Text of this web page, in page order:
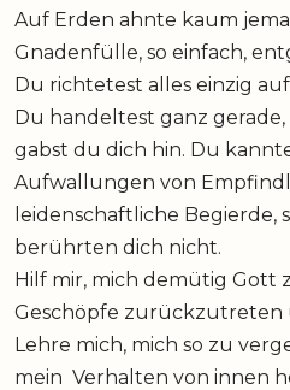
Auf Erden ahnte kaum
Gnadenfülle, so einfach,
Du richtetest alles einzig auf
Du handeltest ganz
gabst du dich hin. Du
Aufwallungen von
leidenschaftliche Begierde,
berührten dich nicht.
Hilf mir, mich demütig Gott
Geschöpfe zurückzutreten
Lehre mich, mich so zu
mein Verhalten von innen